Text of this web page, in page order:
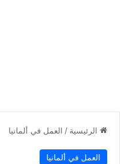
الرئيسية / العمل في ألمانيا
العمل في ألمانيا